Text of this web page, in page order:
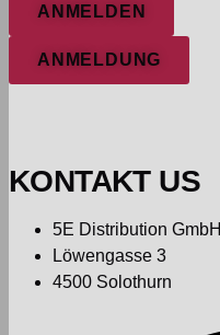
ANMELDEN
ANMELDUNG
KONTAKT US
5E Distribution GmbH
Löwengasse 3
4500 Solothurn